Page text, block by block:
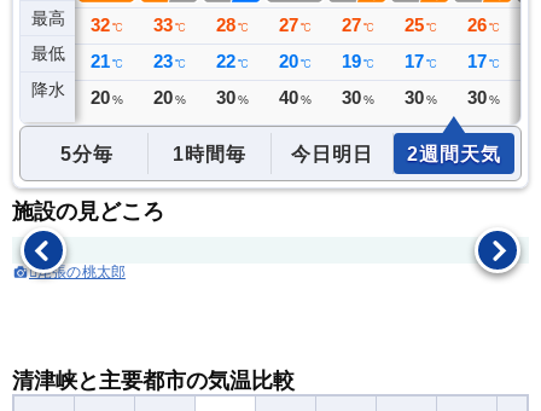
最高
最低
降水
30 ℃
17 ℃
0 ミリ
32 ℃
21 ℃
20 %
33 ℃
23 ℃
20 %
28 ℃
22 ℃
30 %
27 ℃
20 ℃
40 %
27 ℃
19 ℃
30 %
25 ℃
17 ℃
30 %
26 ℃
17 ℃
30 %
5分毎 1時間毎 今日明日 2週間天気
施設の見どころ
：̓尾張の桃太郎
清津峡と主要都市の気温比較